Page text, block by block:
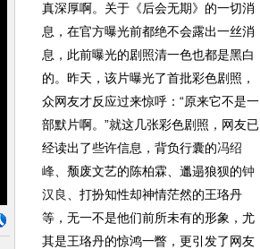
真深厚啊。关于《后会无期》的一切消
息，在官方曝光前都绝不会露出一丝消
息，此前曝光的剧照清一色也都是黑白
的。昨天，该片曝光了首批彩色剧照，
众网友才反应过来惊呼：“原来它不是一
部默片啊。”就这几张彩色剧照，网友已
经读出了些许信息，背负行囊的冯绍
峰 、颓废文艺的陈柏霖、邋遢狼狈的钟
汉良
、打扮知性却神情茫然的王珞丹
等，无一不是他们前所未有的形象，尤
其是王珞丹的惊鸿一瞥，更引发了网友